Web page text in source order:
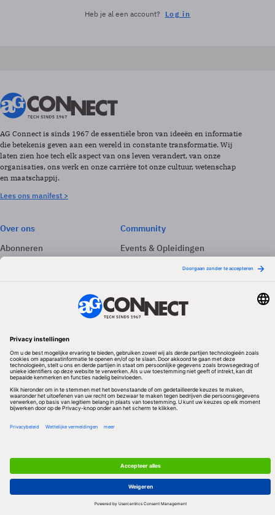
Heb je al een account? Log in
AG Connect is sinds 1967 de essentiële bron van ideeën en informatie
die betekenis geven aan een wereld in constante transformatie. Wij
laten zien hoe tech elk aspect van ons leven verandert, van onze
organisaties, ons werk en onze carrière tot onze cultuur, wetenschap
en maatschappij.
Lees ons manifest >
Over ons
Abonneren
Adverteren
Community
Events & Opleidingen
Volg ons
Redactionele partner
Algemene Voorwaarden & Copyrights